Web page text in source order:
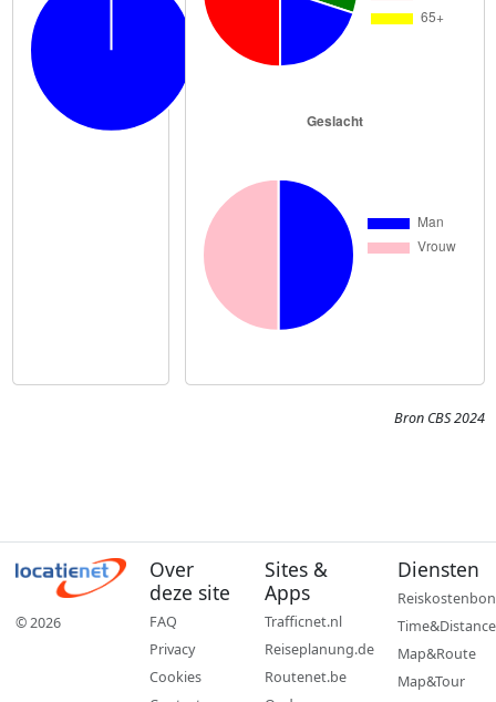
Bron CBS 2024
© 2026
Over
deze site
FAQ
Privacy
Cookies
Sites &
Apps
Trafficnet.nl
Reiseplanung.de
Routenet.be
Diensten
Reiskostenbon
Time&Distance
Map&Route
Map&Tour